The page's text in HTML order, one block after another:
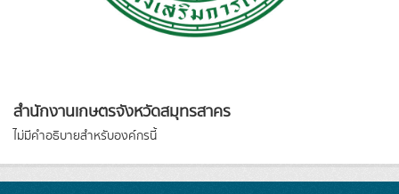
สำนักงานเกษตรจังหวัดสมุทรสาคร
ไม่มีคำอธิบายสำหรับองค์กรนี้